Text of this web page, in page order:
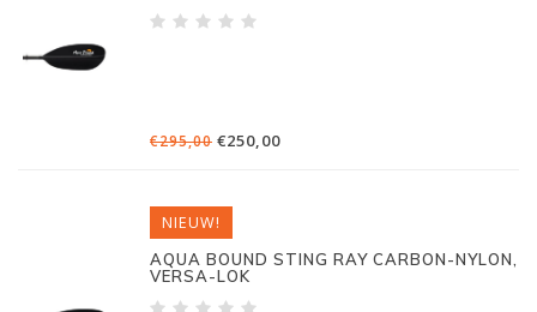
€295,00 €250,00
NIEUW!
AQUA BOUND STING RAY CARBON-NYLON,
VERSA-LOK